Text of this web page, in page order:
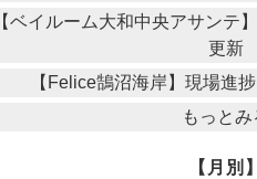
【ベイルーム大和中央アサン
更新
【Felice鵠沼海岸】現場進
もっとみ
【月別】